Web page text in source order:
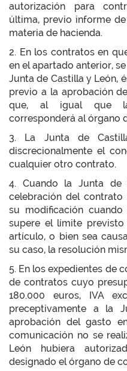
autorización para
última, previo informe
materia de hacienda.
2. En los contratos en
en el apartado anterior,
Junta de Castilla y León,
previo a la aprobación
que, al igual que
corresponderá al órgano
3. La Junta de
discrecionalmente el
cualquier otro contrato.
4. Cuando la Junta
celebración del
su modificación
supere el límite
artículo, o bien sea
su caso, la resolución
5. En los expedientes de
de contratos cuyo
180.000 euros, IVA
preceptivamente a la
aprobación del gasto
comunicación no se
León hubiera
designado el órgano de